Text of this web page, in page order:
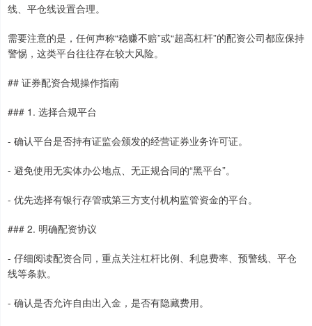
线、平仓线设置合理。
需要注意的是，任何声称“稳赚不赔”或“超高杠杆”的配资公司都应保持
警惕，这类平台往往存在较大风险。
## 证券配资合规操作指南
### 1. 选择合规平台
- 确认平台是否持有证监会颁发的经营证券业务许可证。
- 避免使用无实体办公地点、无正规合同的“黑平台”。
- 优先选择有银行存管或第三方支付机构监管资金的平台。
### 2. 明确配资协议
- 仔细阅读配资合同，重点关注杠杆比例、利息费率、预警线、平仓
线等条款。
- 确认是否允许自由出入金，是否有隐藏费用。